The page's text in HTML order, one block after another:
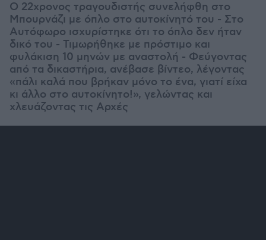
Ο 22χρονος τραγουδιστής συνελήφθη στο
Μπουρνάζι με όπλο στο αυτοκίνητό του - Στο
Αυτόφωρο ισχυρίστηκε ότι το όπλο δεν ήταν
δικό του - Τιμωρήθηκε με πρόστιμο και
φυλάκιση 10 μηνών με αναστολή - Φεύγοντας
από τα δικαστήρια, ανέβασε βίντεο, λέγοντας
«πάλι καλά που βρήκαν μόνο το ένα, γιατί είχα
κι άλλο στο αυτοκίνητο!», γελώντας και
χλευάζοντας τις Αρχές